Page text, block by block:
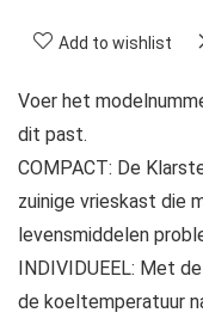
Add to wishlist
Voer het
dit past.
COMPACT: De
zuinige vrieskast die
levensmiddelen
INDIVIDUEEL: Met
de koeltemperatuur